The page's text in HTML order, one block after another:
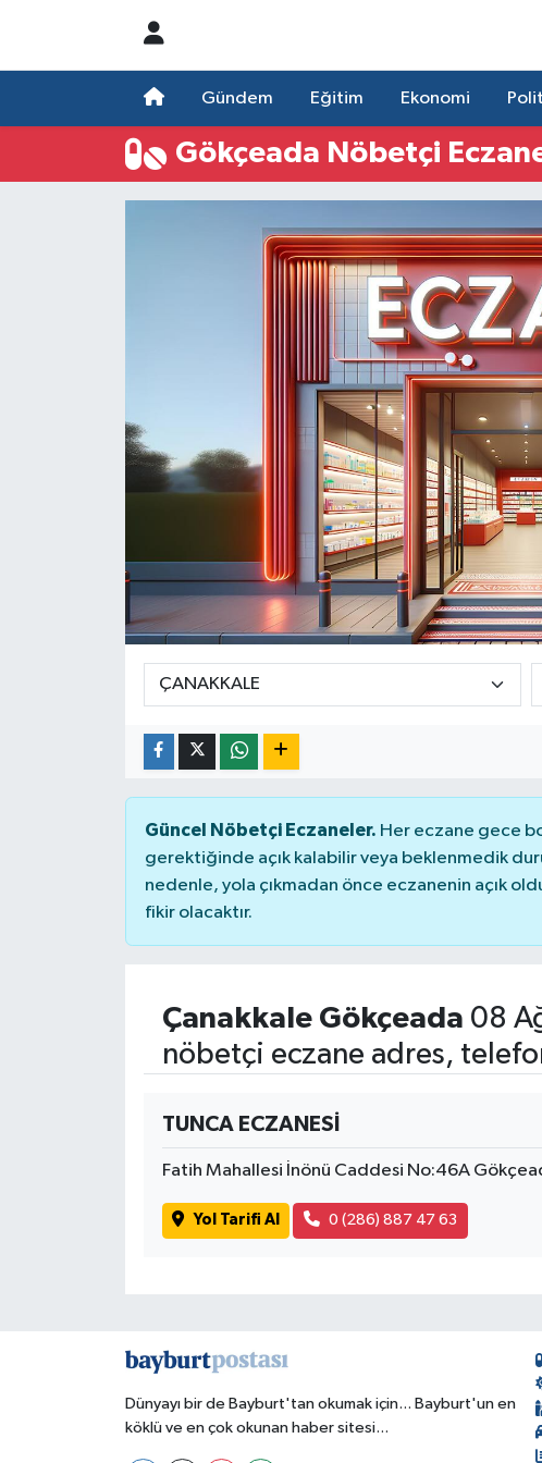
Gündem Eğitim Ekonomi
Gökçeada Nöbetçi
Güncel Nöbetçi Eczaneler. Her eczane gece
gerektiğinde açık kalabilir veya beklenmedik
nedenle, yola çıkmadan önce eczanenin açık
fikir olacaktır.
Çanakkale Gökçeada 08
nöbetçi eczane adres,
TUNCA ECZANESİ
Fatih Mahallesi İnönü Caddesi No:46A
Yol Tarifi Al 0 (286) 887 47 63
Dünyayı bir de Bayburt'tan okumak için... Bayburt'un en
köklü ve en çok okunan haber sitesi...
Hava Durumu
Süper Lig Puan Durumu ve Fikstür
Haber Arşivi